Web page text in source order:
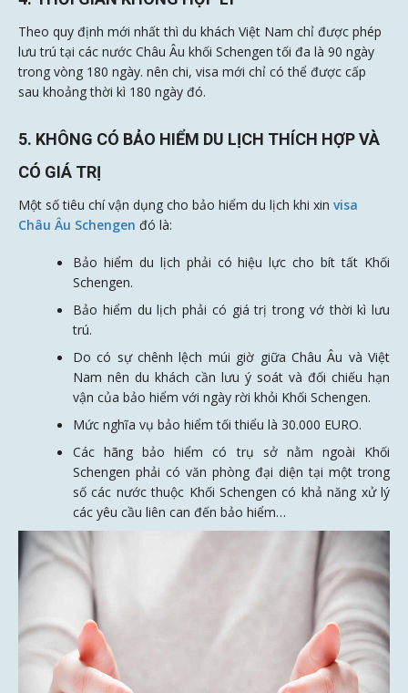
Theo quy định mới nhất thì du khách Việt Nam chỉ được phép
lưu trú tại các nước Châu Âu khối Schengen tối đa là 90 ngày
trong vòng 180 ngày. nên chi, visa mới chỉ có thể được cấp
sau khoảng thời kì 180 ngày đó.
5. KHÔNG CÓ BẢO HIỂM DU LỊCH THÍCH HỢP VÀ
CÓ GIÁ TRỊ
Một số tiêu chí vận dụng cho bảo hiểm du lịch khi xin visa
Châu Âu Schengen đó là:
Bảo hiểm du lịch phải có hiệu lực cho bít tất Khối
Schengen.
Bảo hiểm du lịch phải có giá trị trong vớ thời kì lưu
trú.
Do có sự chênh lệch múi giờ giữa Châu Âu và Việt
Nam nên du khách cần lưu ý soát và đối chiếu hạn
vận của bảo hiểm với ngày rời khỏi Khối Schengen.
Mức nghĩa vụ bảo hiểm tối thiểu là 30.000 EURO.
Các hãng bảo hiểm có trụ sở nằm ngoài Khối
Schengen phải có văn phòng đại diện tại một trong
số các nước thuộc Khối Schengen có khả năng xử lý
các yêu cầu liên can đến bảo hiểm…